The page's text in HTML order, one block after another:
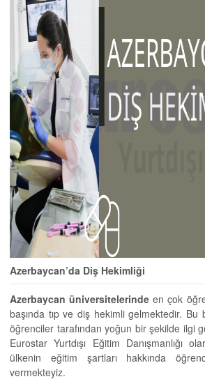
Azerbaycan’da Diş Hekimliği
Azerbaycan üniversitelerinde en çok
başında tıp ve diş hekimli gelmektedir. Bu
öğrenciler tarafından yoğun bir şekilde ilgi
Eurostar Yurtdışı Eğitim Danışmanlığı
ülkenin eğitim şartları hakkında
vermekteyiz.